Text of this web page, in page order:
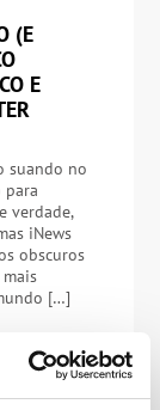
(E
E
suando no
para
verdade,
iNews
obscuros
[…]